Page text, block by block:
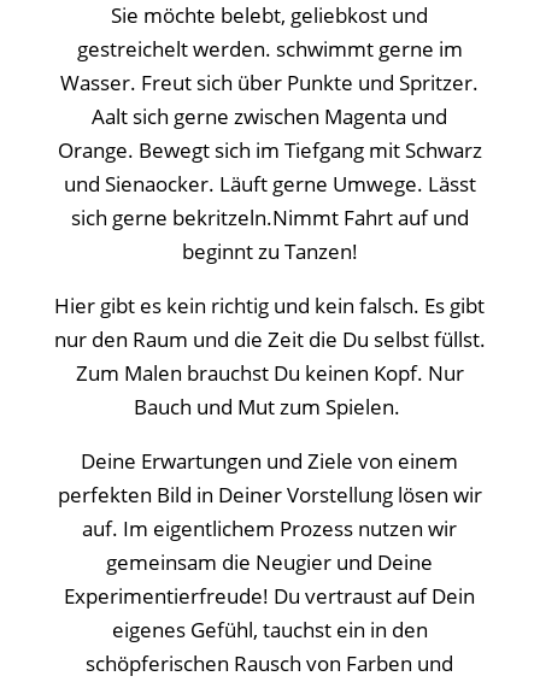
Sie möchte belebt, geliebkost und
gestreichelt werden. schwimmt gerne im
Wasser. Freut sich über Punkte und Spritzer.
Aalt sich gerne zwischen Magenta und
Orange. Bewegt sich im Tiefgang mit Schwarz
und Sienaocker. Läuft gerne Umwege. Lässt
sich gerne bekritzeln.Nimmt Fahrt auf und
beginnt zu Tanzen!
Hier gibt es kein richtig und kein falsch. Es gibt
nur den Raum und die Zeit die Du selbst füllst.
Zum Malen brauchst Du keinen Kopf. Nur
Bauch und Mut zum Spielen.
Deine Erwartungen und Ziele von einem
perfekten Bild in Deiner Vorstellung lösen wir
auf. Im eigentlichem Prozess nutzen wir
gemeinsam die Neugier und Deine
Experimentierfreude! Du vertraust auf Dein
eigenes Gefühl, tauchst ein in den
schöpferischen Rausch von Farben und